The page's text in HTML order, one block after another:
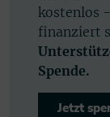
kostenlos -
finanziert
Spende.
Jetzt